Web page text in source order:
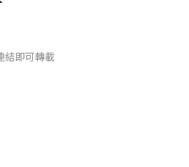
結即可轉載